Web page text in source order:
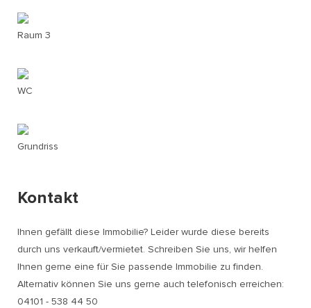
Raum 3
WC
Grundriss
Kontakt
Ihnen gefällt diese Immobilie? Leider wurde diese bereits
durch uns verkauft/vermietet. Schreiben Sie uns, wir helfen
Ihnen gerne eine für Sie passende Immobilie zu finden.
Alternativ können Sie uns gerne auch telefonisch erreichen:
04101 - 538 44 50